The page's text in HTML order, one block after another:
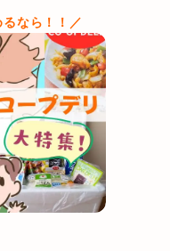
なら！！／